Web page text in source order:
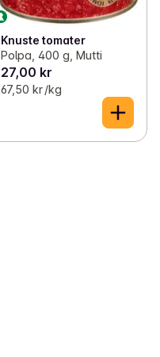
Knuste tomater
Polpa, 400 g, Mutti
27,00 kr
67,50 kr /kg